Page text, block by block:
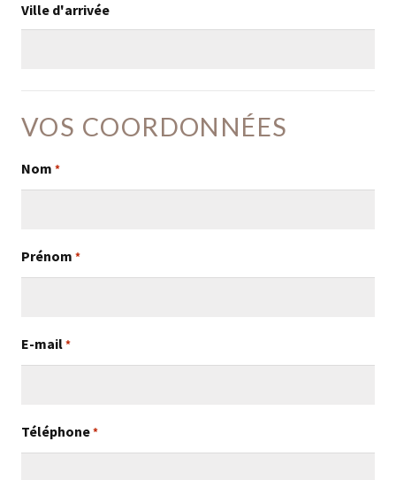
Ville d'arrivée
VOS COORDONNÉES
Nom *
Prénom *
E-mail*
Téléphone*